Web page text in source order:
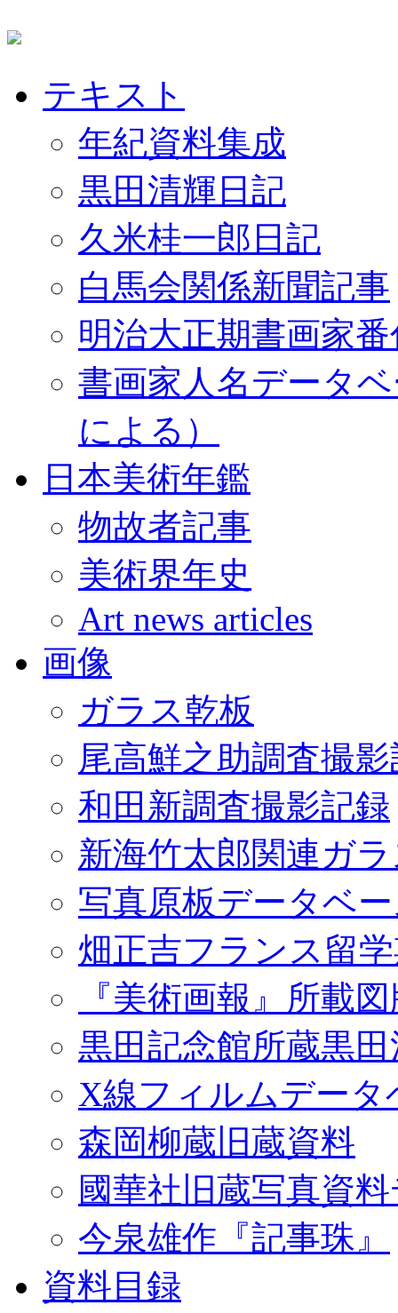
テキスト
年紀資料集成
黒田清輝日記
久米桂一郎日記
白馬会関係新聞記事
明治大正期書画家
書画家人名データ
による）
日本美術年鑑
物故者記事
美術界年史
Art news articles
画像
ガラス乾板
尾高鮮之助調査撮
和田新調査撮影記録
新海竹太郎関連ガ
写真原板データベ
畑正吉フランス留
『美術画報』所載
黒田記念館所蔵黒
X線フィルムデータ
森岡柳蔵旧蔵資料
國華社旧蔵写真資
今泉雄作『記事珠』
資料目録